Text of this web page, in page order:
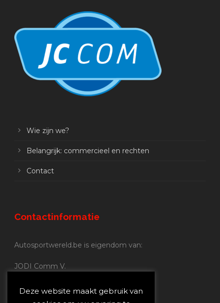
Wie zijn we?
Belangrijk: commercieel en rechten
Contact
Contactinformatie
Autosportwereld.be is eigendom van:
JODI Comm V.
Nijverheidsstraat 70
2160 Wommelgem
Deze website maakt gebruik van